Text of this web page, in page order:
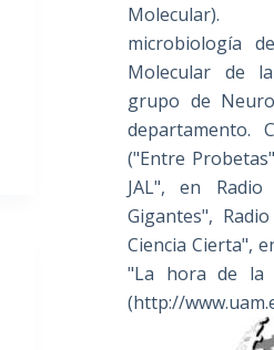
Molecular).
microbiología
Molecular de
grupo de
departamento.
("Entre
JAL", en
Gigantes",
Ciencia Cierta",
"La hora de la
(http://